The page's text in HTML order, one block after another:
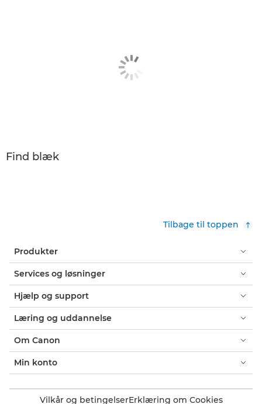
Find blæk
Tilbage til toppen
Produkter
Services og løsninger
Hjælp og support
Læring og uddannelse
Om Canon
Min konto
Vilkår og betingelserErklæring om Cookies